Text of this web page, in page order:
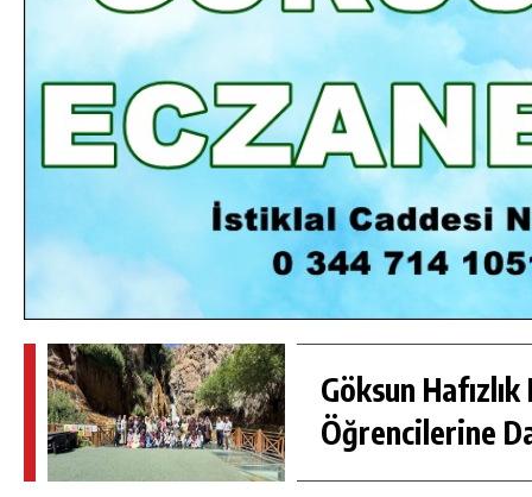
Göksun Hafızlık
Öğrencilerine
GÜNLÜK HABER AKIŞI
GÖKSUN HAFIZLIK KIZ KUR’AN KURSU
ÖĞRENCILERINE DARENDE GEZISI.